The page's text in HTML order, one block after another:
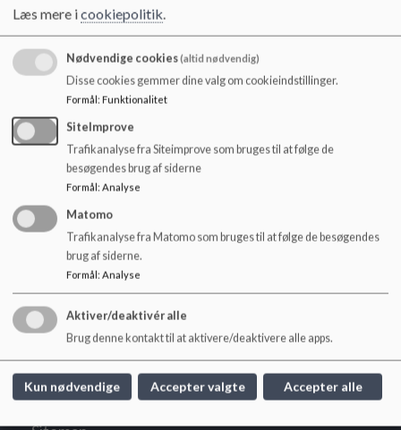
o
E-mail:engub@herning.dk
Viceskoleleder
Christian Moesgaard
96287140 eller 93594803
E-mail:
Engbjergskolen
Engbjerg 21, Snejbjerg, 7400 Herning
engbjerg@herning.dk
+45 96287140
EAN NR. 5798005495024
Læs mere icookiepolitik.
Nødvendige cookies(altid nødvendig)
Disse cookies gemmer dine valg om cookieindstillinger.
Formål: Funktionalitet
SiteImprove
Trafikanalyse fra Siteimprove som bruges til at følge de
besøgendes brug af siderne
Formål: Analyse
Matomo
Trafikanalyse fra Matomo som bruges til at følge de besøgendes
brug af siderne.
Formål: Analyse
Aktiver/deaktivér alle
Brug denne kontakt til at aktivere/deaktivere alle apps.
Kun nødvendige Accepter valgte Accepter alle